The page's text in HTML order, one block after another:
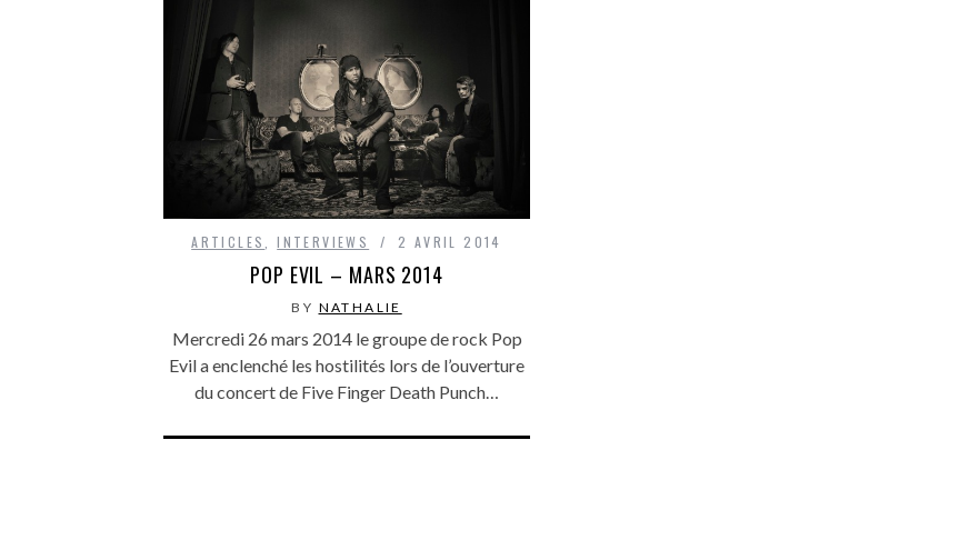
ARTICLES,INTERVIEWS 2 AVRIL 2014
POP EVIL – MARS 2014
BY NATHALIE
Mercredi 26 mars 2014 le groupe de rock Pop
Evil a enclenché les hostilités lors de l’ouverture
du concert de Five Finger Death Punch…